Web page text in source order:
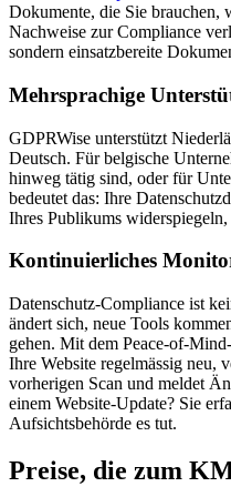
Dokumente, die Sie brauchen,
Nachweise zur Compliance
sondern einsatzbereite
Mehrsprachige
GDPRWise unterstützt
Deutsch. Für belgische
hinweg tätig sind, oder für
bedeutet das: Ihre
Ihres Publikums
Kontinuierliches
Datenschutz-Compliance ist
ändert sich, neue Tools
gehen. Mit dem Peace-of-
Ihre Website regelmässig neu,
vorherigen Scan und meldet
einem Website-Update? Sie
Aufsichtsbehörde es tut.
Preise, die zum